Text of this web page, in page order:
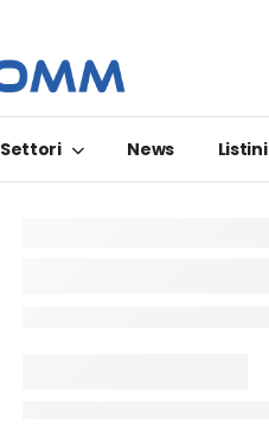
Settori News Listini